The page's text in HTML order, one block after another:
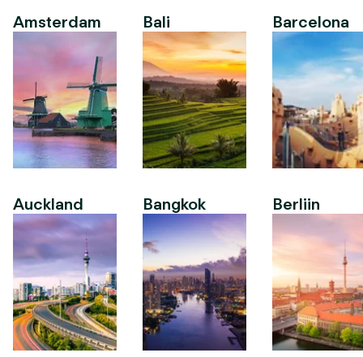
Amsterdam
Auckland
Bali
Bangkok
Barcelona
Berliin